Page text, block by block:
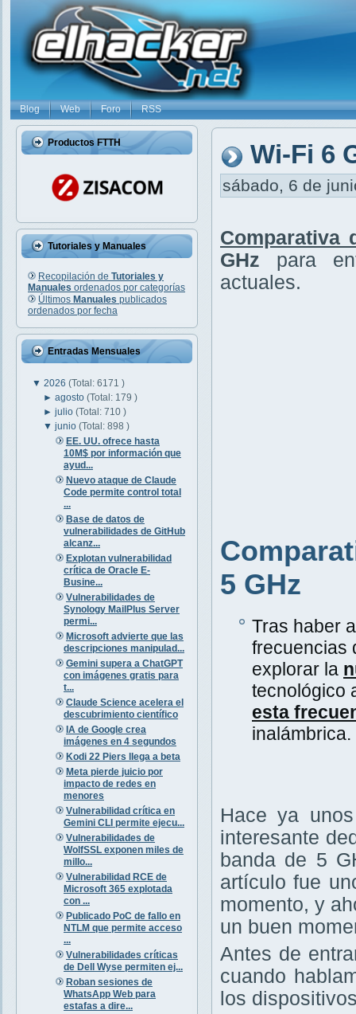
Blog Web Foro RSS
Productos FTTH
Tutoriales y Manuales
Recopilación de Tutoriales y
Manuales ordenados por categorías
Últimos Manuales publicados
ordenados por fecha
Entradas Mensuales
▼ 2026 (Total: 6171 )
►agosto(Total: 179 )
►julio(Total: 710 )
▼junio(Total: 898 )
EE. UU. ofrece hasta
10M$ por información que
ayud...
Nuevo ataque de Claude
Code permite control total
...
Base de datos de
vulnerabilidades de GitHub
alcanz...
Explotan vulnerabilidad
crítica de Oracle E-
Busine...
Vulnerabilidades de
Synology MailPlus Server
permi...
Microsoft advierte que las
descripciones manipulad...
Gemini supera a ChatGPT
con imágenes gratis para
t...
Claude Science acelera el
descubrimiento científico
IA de Google crea
imágenes en 4 segundos
Kodi 22 Piers llega a beta
Meta pierde juicio por
impacto de redes en
menores
Vulnerabilidad crítica en
Gemini CLI permite ejecu...
Vulnerabilidades de
WolfSSL exponen miles de
millo...
Vulnerabilidad RCE de
Microsoft 365 explotada
con ...
Publicado PoC de fallo en
NTLM que permite acceso
...
Vulnerabilidades críticas
de Dell Wyse permiten ej...
Roban sesiones de
WhatsApp Web para
estafas a dire...
Wi-Fi 6
sábado, 6 de
Comparativa
GHz para
actuales.
5 GHz
Tras haber
frecuencias
explorar la
tecnológico
esta
inalámbrica.
Hace ya
interesante
banda de 5
artículo fue
momento, y
un buen
Antes de
cuando
los